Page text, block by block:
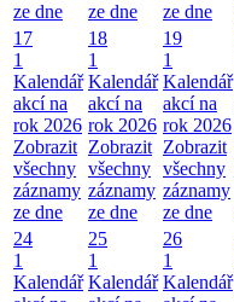
ze dne
ze dne
ze dne
17
1
Kalendář
akcí na
rok 2026
Zobrazit
všechny
záznamy
ze dne
18
1
Kalendář
akcí na
rok 2026
Zobrazit
všechny
záznamy
ze dne
19
1
Kalendář
akcí na
rok 2026
Zobrazit
všechny
záznamy
ze dne
24
1
Kalendář
25
1
Kalendář
26
1
Kalendář